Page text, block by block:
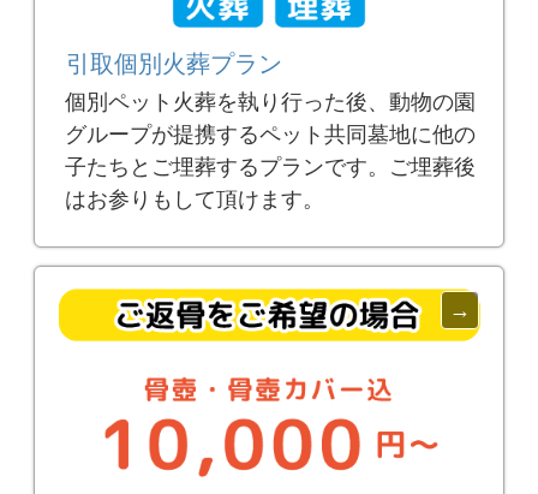
引取個別火葬プラン
個別ペット火葬を執り行った後、動物の園
グループが提携するペット共同墓地に他の
子たちとご埋葬するプランです。ご埋葬後
はお参りもして頂けます。